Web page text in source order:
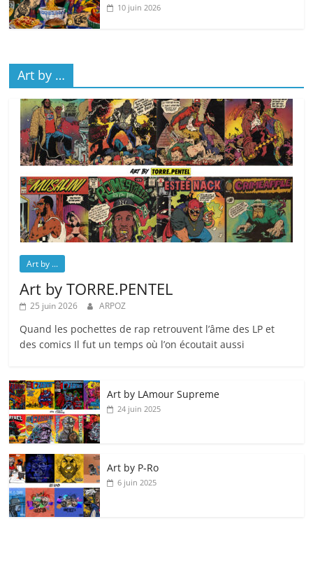
10 juin 2026
Art by …
Art by ...
Art by TORRE.PENTEL
25 juin 2026 ARPOZ
Quand les pochettes de rap retrouvent l’âme des LP et
des comics Il fut un temps où l’on écoutait aussi
Art by LAmour Supreme
24 juin 2025
Art by P‑Ro
6 juin 2025